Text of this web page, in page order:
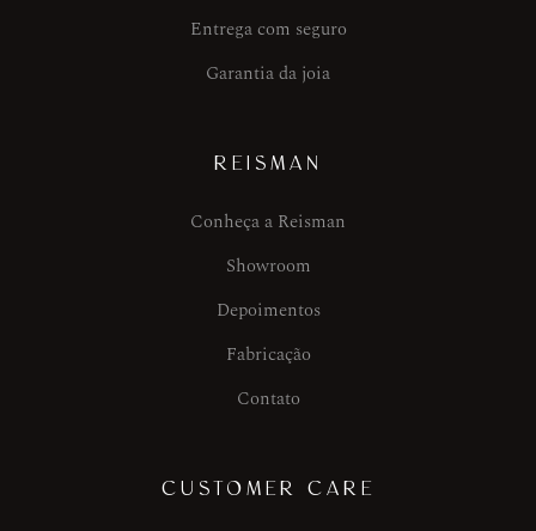
Entrega com seguro
Garantia da joia
REISMAN
Conheça a Reisman
Showroom
Depoimentos
Fabricação
Contato
CUSTOMER CARE